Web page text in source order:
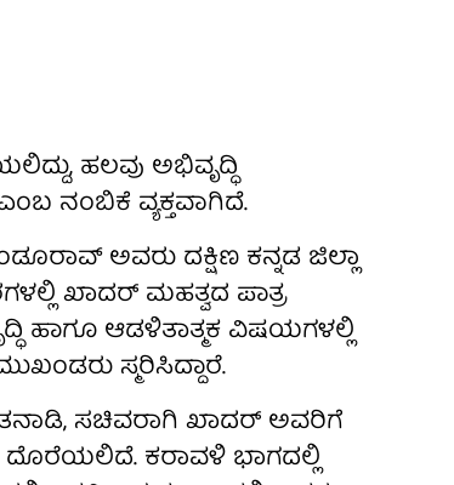
ಹಲವು ಅಭಿವೃದ್ಧಿ
ನಂಬಿಕೆ ವ್ಯಕ್ತವಾಗಿದೆ.
ಅವರು ದಕ್ಷಿಣ ಕನ್ನಡ ಜಿಲ್ಲಾ
ಖಾದರ್ ಮಹತ್ವದ ಪಾತ್ರ
ಹಾಗೂ ಆಡಳಿತಾತ್ಮಕ ವಿಷಯಗಳಲ್ಲಿ
ಸ್ಮರಿಸಿದ್ದಾರೆ.
ಸಚಿವರಾಗಿ ಖಾದರ್ ಅವರಿಗೆ
ದೊರೆಯಲಿದೆ. ಕರಾವಳಿ ಭಾಗದಲ್ಲಿ